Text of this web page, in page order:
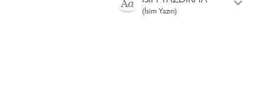
(İsim Yazın)